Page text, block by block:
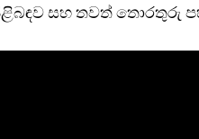
සහ තවත් තොරතුරු